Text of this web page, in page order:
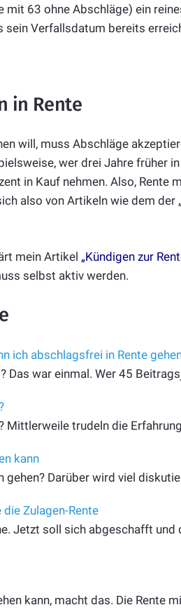
mit 63 ohne Abschläge) ein
sein Verfallsdatum bereits
in Rente
will, muss Abschläge
wer drei Jahre früher
in Kauf nehmen. Also, Rente
also von Artikeln wie dem der
mein Artikel „Kündigen zur
selbst aktiv werden.
ich abschlagsfrei in Rente
Das war einmal. Wer 45
Mittlerweile trudeln die
kann
gehen? Darüber wird viel
Zulagen-Rente
Jetzt soll sich abgeschafft
kann, macht das. Die Rente